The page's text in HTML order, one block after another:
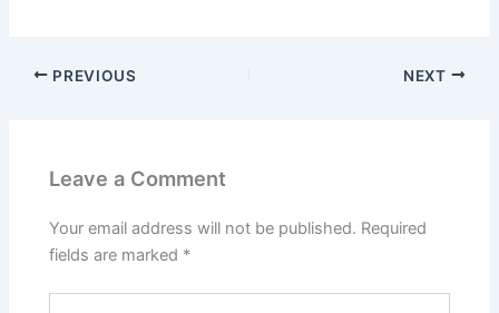
PREVIOUS NEXT
Leave a Comment
Your email address will not be published. Required
fields are marked *